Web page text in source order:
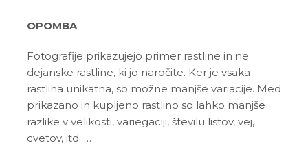
OPOMBA
Fotografije prikazujejo primer rastline in ne
dejanske rastline, ki jo naročite. Ker je vsaka
rastlina unikatna, so možne manjše variacije. Med
prikazano in kupljeno rastlino so lahko manjše
razlike v velikosti, variegaciji, številu listov, vej,
cvetov, itd. …